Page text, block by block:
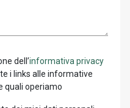
dell’informativa privacy
i links alle informative
quali operiamo